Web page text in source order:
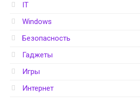
IT
Windows
Безопасность
Гаджеты
Игры
Интернет